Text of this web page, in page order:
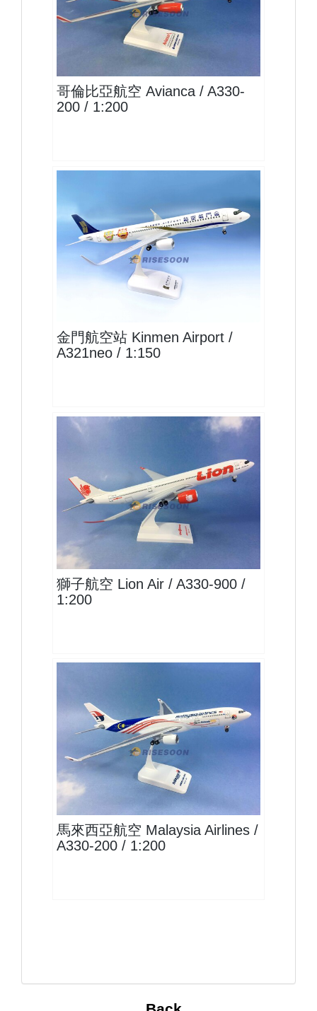
AVA20A332P01
哥倫比亞航空 Avianca / A330-
200 / 1:200
KNH15A321P01 $1600
金門航空站 Kinmen Airport /
A321neo / 1:150
LNI20A339P04 $1900
獅子航空 Lion Air / A330-900 /
1:200
MAS20A332P01
馬來西亞航空 Malaysia Airlines /
A330-200 / 1:200